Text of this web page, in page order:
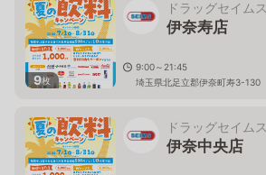
9枚
ドラッグセイムス
伊奈寿店
9:00～21:45
埼玉県北足立郡伊奈町寿3-130
ドラッグセイムス
伊奈中央店